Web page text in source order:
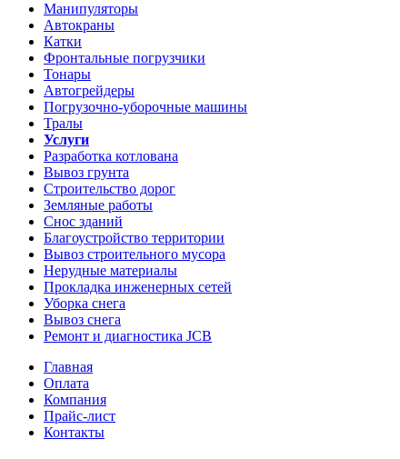
Манипуляторы
Автокраны
Катки
Фронтальные погрузчики
Тонары
Автогрейдеры
Погрузочно-уборочные машины
Тралы
Услуги
Разработка котлована
Вывоз грунта
Строительство дорог
Земляные работы
Снос зданий
Благоустройство территории
Вывоз строительного мусора
Нерудные материалы
Прокладка инженерных сетей
Уборка снега
Вывоз снега
Ремонт и диагностика JCB
Главная
Оплата
Компания
Прайс-лист
Контакты